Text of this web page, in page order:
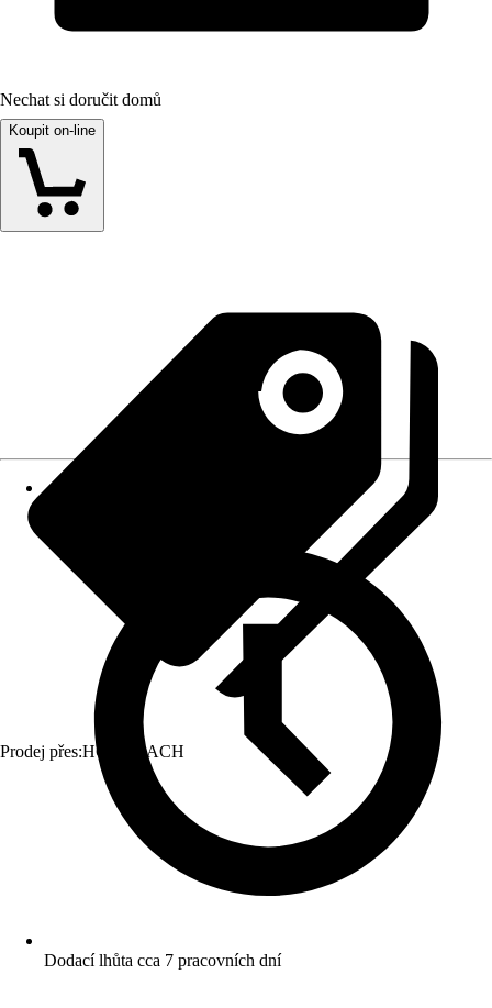
Nechat si doručit domů
Koupit on-line
Prodej přes:HORNBACH
Dodací lhůta cca 7 pracovních dní